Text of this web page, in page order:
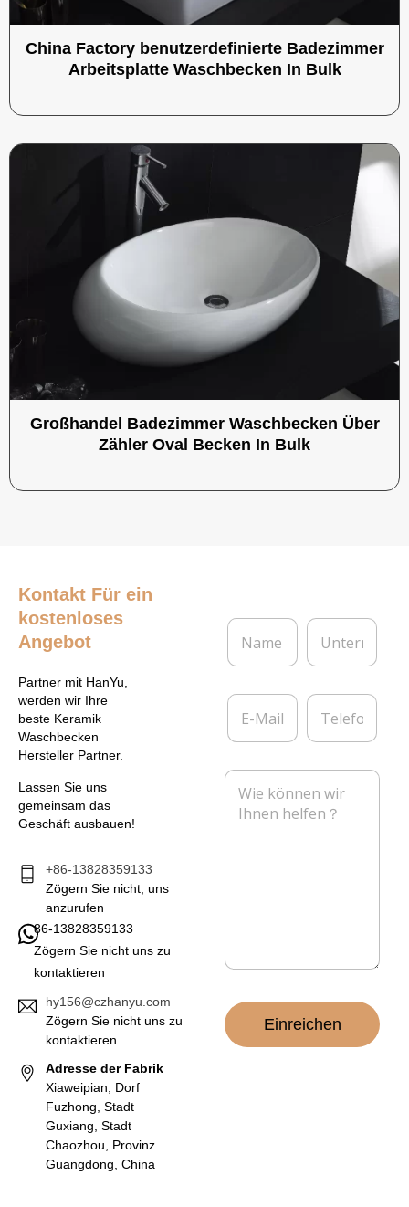
China Factory benutzerdefinierte Badezimmer
Arbeitsplatte Waschbecken In Bulk
Großhandel Badezimmer Waschbecken Über
Zähler Oval Becken In Bulk
Kontakt Für ein
kostenloses
Angebot
Partner mit HanYu,
werden wir Ihre
beste Keramik
Waschbecken
Hersteller Partner.
Lassen Sie uns
gemeinsam das
Geschäft ausbauen!
+86-13828359133
Zögern Sie nicht, uns
anzurufen
86-13828359133
Zögern Sie nicht uns zu
kontaktieren
hy156@czhanyu.com
Zögern Sie nicht uns zu
kontaktieren
Adresse der Fabrik
Xiaweipian, Dorf
Fuzhong, Stadt
Guxiang, Stadt
Chaozhou, Provinz
Guangdong, China
N
m
*
U
t
r
h
n
E
M
i
T
l
f
o
n
N
Einreichen